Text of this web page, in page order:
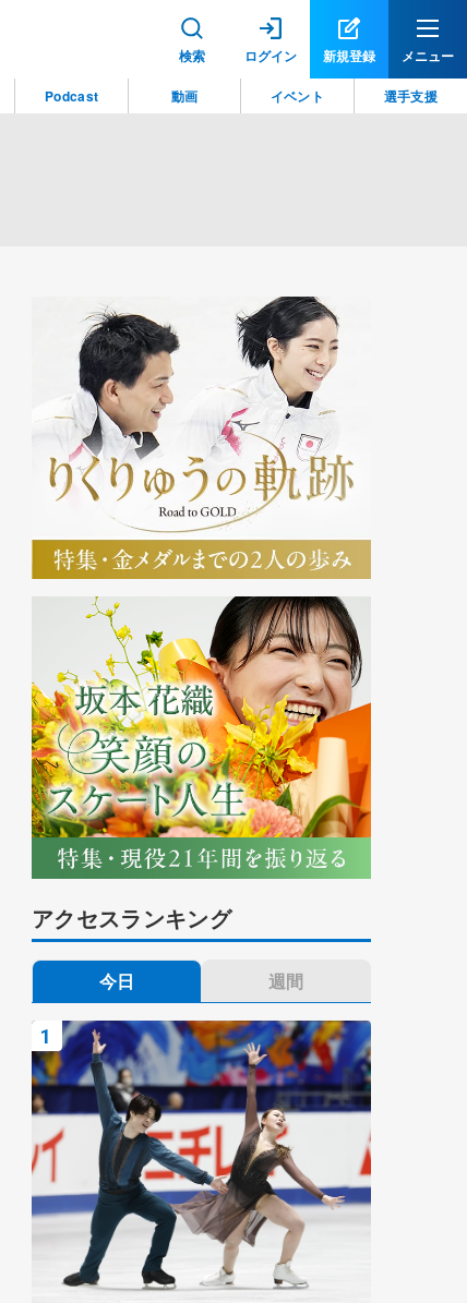
検索 ログイン 新規登録 メニュー
アクセスランキング
今日 週間
Podcast 動画 イベント 選手支援